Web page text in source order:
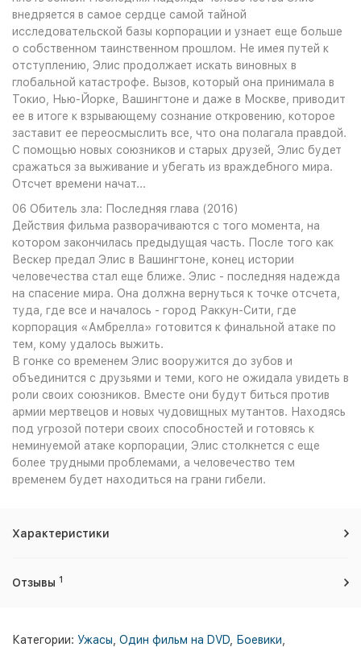
внедряется в самое сердце самой тайной
исследовательской базы корпорации и узнает еще больше
о собственном таинственном прошлом. Не имея путей к
отступлению, Элис продолжает искать виновных в
глобальной катастрофе. Вызов, который она принимала в
Токио, Нью-Йорке, Вашингтоне и даже в Москве, приводит
ее в итоге к взрывающему сознание откровению, которое
заставит ее переосмыслить все, что она полагала правдой.
С помощью новых союзников и старых друзей, Элис будет
сражаться за выживание и убегать из враждебного мира.
Отсчет времени начат...
06 Обитель зла: Последняя глава (2016)
Действия фильма разворачиваются с того момента, на
котором закончилась предыдущая часть. После того как
Вескер предал Элис в Вашингтоне, конец истории
человечества стал еще ближе. Элис - последняя надежда
на спасение мира. Она должна вернуться к точке отсчета,
туда, где все и началось - город Раккун-Сити, где
корпорация «Амбрелла» готовится к финальной атаке по
тем, кому удалось выжить.
В гонке со временем Элис вооружится до зубов и
объединится с друзьями и теми, кого не ожидала увидеть в
роли своих союзников. Вместе они будут биться против
армии мертвецов и новых чудовищных мутантов. Находясь
под угрозой потери своих способностей и готовясь к
неминуемой атаке корпорации, Элис столкнется с еще
более трудными проблемами, а человечество тем
временем будет находиться на грани гибели.
Характеристики
Отзывы 1
Категории: Ужасы Один фильм на DVD Боевики